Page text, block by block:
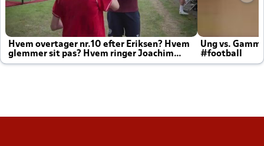
Hvem overtager nr.10 efter Eriksen? Hvem
glemmer sit pas? Hvem ringer Joachim
altid til efter kampe?
Ung vs.
#football